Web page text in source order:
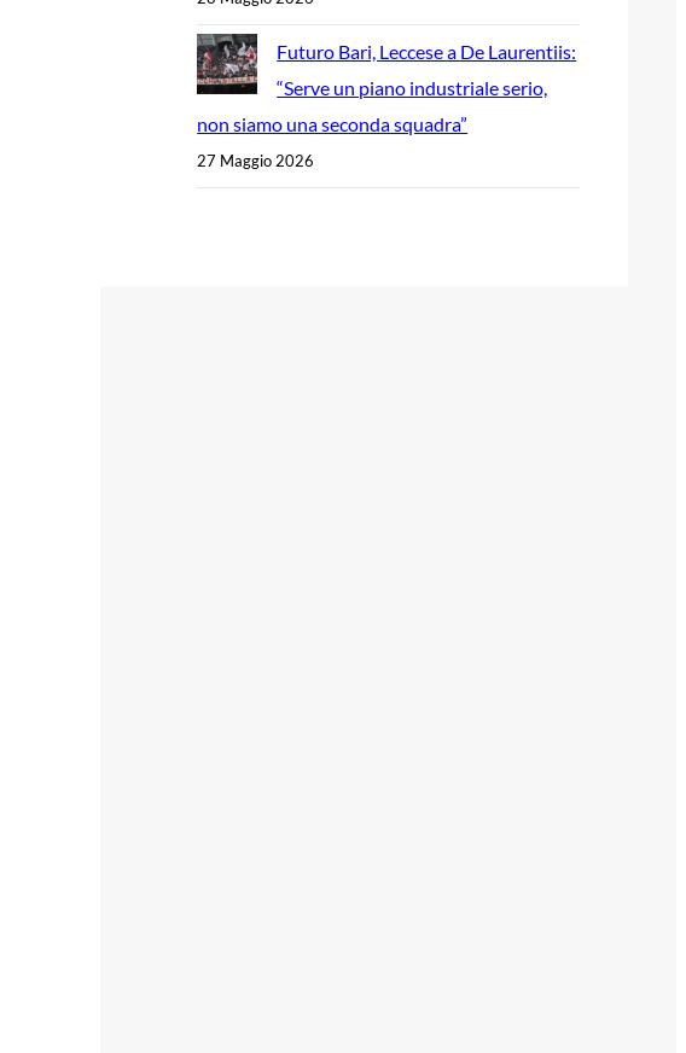
Futuro Bari, Leccese a De Laurentiis:
“Serve un piano industriale serio,
non siamo una seconda squadra”
27 Maggio 2026